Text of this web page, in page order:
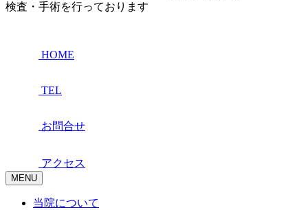
検査・手術を行っております
HOME
TEL
お問合せ
アクセス
MENU
当院について